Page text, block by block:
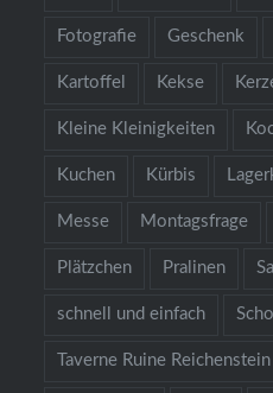
Fotografie Geschenk
Kartoffel Kekse
Kleine Kleinigkeiten
Kuchen Kürbis
Messe Montagsfrage
Plätzchen Pralinen
schnell und einfach
Taverne Ruine Reichenstein